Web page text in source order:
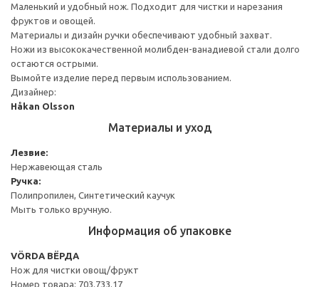
Маленький и удобный нож. Подходит для чистки и нарезания
фруктов и овощей.
Материалы и дизайн ручки обеспечивают удобный захват.
Ножи из высококачественной молибден-ванадиевой стали долго
остаются острыми.
Вымойте изделие перед первым использованием.
Дизайнер:
Håkan Olsson
Материалы и уход
Лезвие:
Нержавеющая сталь
Ручка:
Полипропилен, Синтетический каучук
Мыть только вручную.
Информация об упаковке
VÖRDA ВЁРДА
Нож для чистки овощ/фрукт
Номер товара: 703.733.17